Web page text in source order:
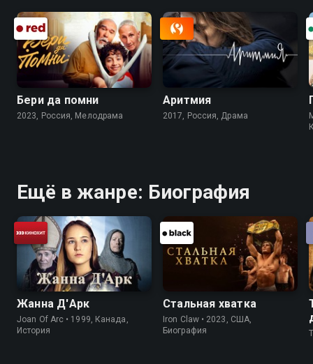
Бери да помни
2023, Россия, Мелодрама
Аритмия
2017, Россия, Драма
Ещё в жанре: Биография
Жанна Д'Арк
Joan Of Arc • 1999, Канада,
История
Стальная хватка
Iron Claw • 2023, США,
Биография